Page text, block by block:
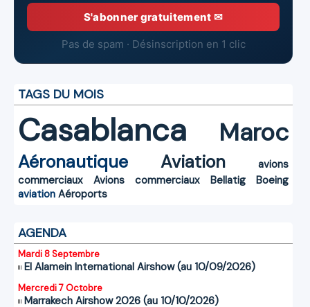
S'abonner gratuitement ✉
Pas de spam · Désinscription en 1 clic
TAGS DU MOIS
Casablanca Maroc
Aéronautique Aviation
avions
commerciaux
Avions commerciaux Bellatig
Boeing
aviation Aéroports
AGENDA
Mardi 8 Septembre
El Alamein International Airshow (au 10/09/2026)
Mercredi 7 Octobre
Marrakech Airshow 2026 (au 10/10/2026)